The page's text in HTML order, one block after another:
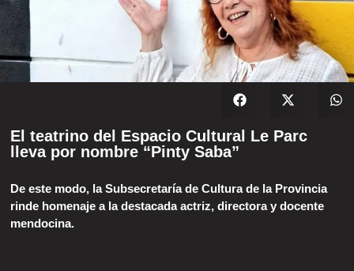
El teatrino del Espacio Cultural Le Parc
lleva por nombre “Pinty Saba”
De este modo, la Subsecretaría de Cultura de la Provincia
rinde homenaje a la destacada actriz, directora y docente
mendocina.